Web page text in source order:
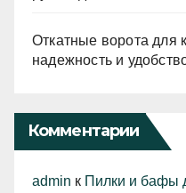
Откатные ворота для
надежность и
Комментарии
admin к Пилки и бафы